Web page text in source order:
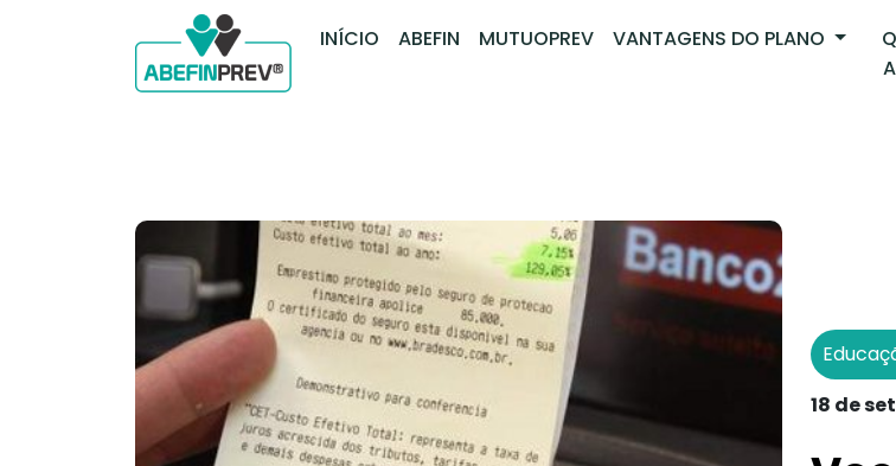
INÍCIO ABEFIN MUTUOPREV VANTAGENS DO PLANO
18 de